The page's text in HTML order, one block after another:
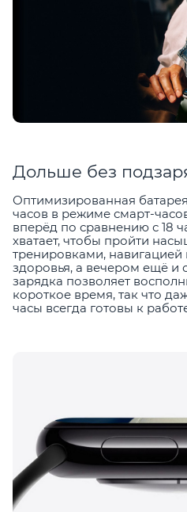
Дольше без
Оптимизированная
часов в режиме смарт-
вперёд по сравнению с 18
хватает, чтобы пройти
тренировками,
здоровья, а вечером ещё и
зарядка позволяет
короткое время, так что
часы всегда готовы к